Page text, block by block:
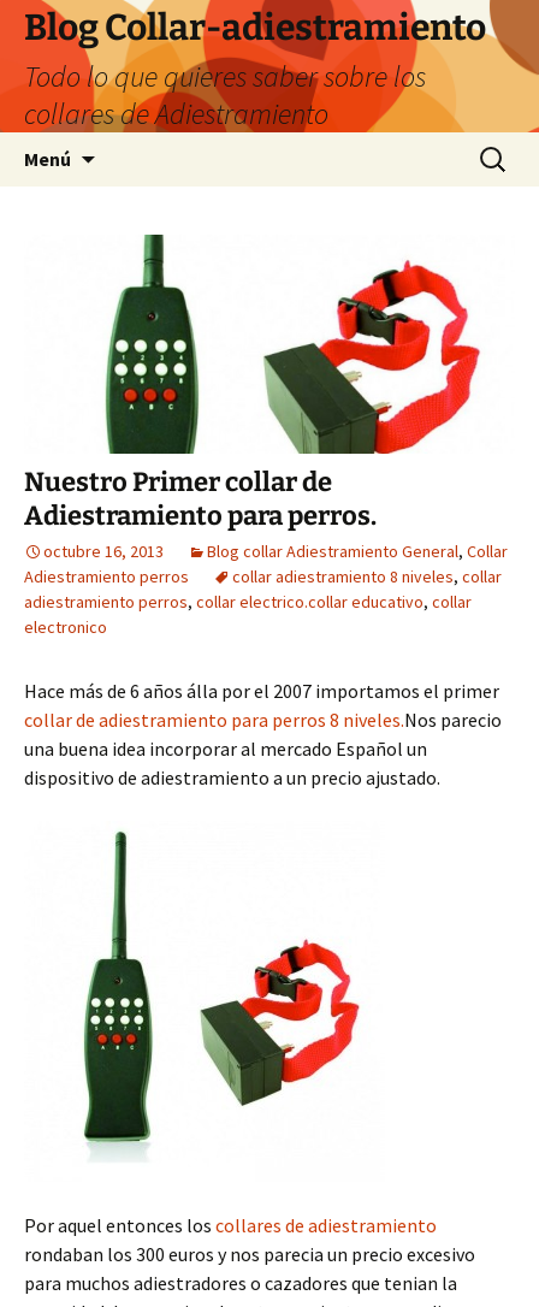
Saltar
contenido
Blog Collar-adiestramiento
Todo lo que quieres saber sobre los
collares de Adiestramiento
Menú Buscar:
Nuestro Primer collar de
Adiestramiento para perros.
octubre 16, 2013 Blog collar Adiestramiento General, Collar
Adiestramiento perros
collar adiestramiento 8 niveles, collar
adiestramiento perros, collar electrico.collar educativo, collar
electronico
Hace más de 6 años álla por el 2007 importamos el primer
collar de adiestramiento para perros 8 niveles.Nos parecio
una buena idea incorporar al mercado Español un
dispositivo de adiestramiento a un precio ajustado.
Por aquel entonces los collares de adiestramiento
rondaban los 300 euros y nos parecia un precio excesivo
para muchos adiestradores o cazadores que tenian la